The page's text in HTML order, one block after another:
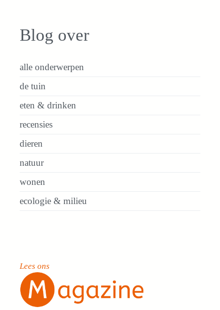
Blog over
alle onderwerpen
de tuin
eten & drinken
recensies
dieren
natuur
wonen
ecologie & milieu
Lees ons